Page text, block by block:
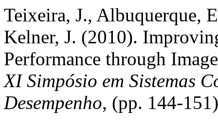
Teixeira, J., Albuquerque,
Kelner, J. (2010).
Performance through
XI Simpósio em Sistemas
Desempenho, (pp. 144-